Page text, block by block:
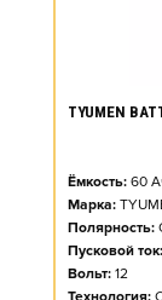
TYUMEN
Ёмкость: 60
Марка:
Полярность:
Пусковой ток:
Вольт: 12